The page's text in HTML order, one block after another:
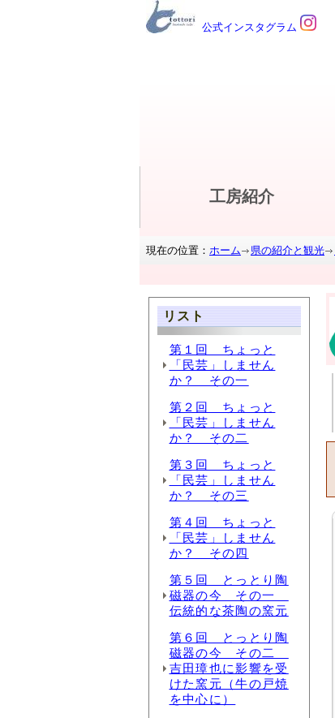
公式インスタグラム
工房紹介
現在の位置： ホーム 県の紹介と観光
リスト
第１回 ちょっと
「民芸」しません
か？ その一
第２回 ちょっと
「民芸」しません
か？ その二
第３回 ちょっと
「民芸」しません
か？ その三
第４回 ちょっと
「民芸」しません
か？ その四
第５回 とっとり陶
磁器の今 その一
伝統的な茶陶の窯元
第６回 とっとり陶
磁器の今 その二
吉田璋也に影響を受
けた窯元（牛の戸焼
を中心に）